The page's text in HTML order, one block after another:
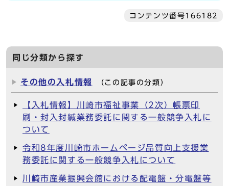
コンテンツ番号166182
同じ分類から探す
その他の入札情報 （この記事の分類）
【入札情報】川崎市福祉事業（2次）帳票印
刷・封入封緘業務委託に関する一般競争入札に
ついて
令和8年度川崎市ホームページ品質向上支援業
務委託に関する一般競争入札について
川崎市産業振興会館における配電盤・分電盤等